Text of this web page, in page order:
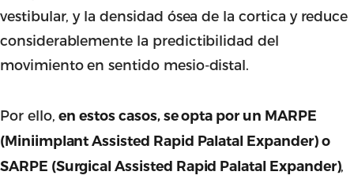
vestibular, y la densidad ósea de la cortica y reduce
considerablemente la predictibilidad del
movimiento en sentido mesio-distal.
Por ello,en estos casos, se opta por un MARPE
(Miniimplant Assisted Rapid Palatal Expander) o
SARPE (Surgical Assisted Rapid Palatal Expander),